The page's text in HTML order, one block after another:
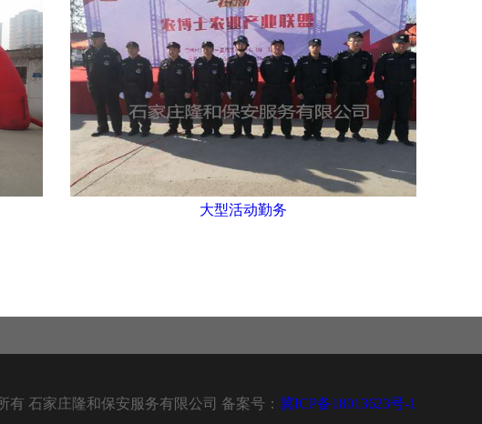
大型活动勤务
有 石家庄隆和保安服务有限公司 备案号： 冀ICP备18013623号-1